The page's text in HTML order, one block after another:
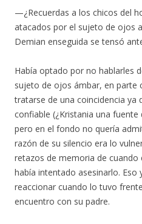
—¿Recuerdas a los chicos del
atacados por el sujeto de ojos
Demian enseguida se tensó
Había optado por no hablarles
sujeto de ojos ámbar, en parte
tratarse de una coincidencia ya
confiable (¿Kristania una fuente
pero en el fondo no quería
razón de su silencio era lo
retazos de memoria de cuando
había intentado asesinarlo. Eso
reaccionar cuando lo tuvo
encuentro con su padre.